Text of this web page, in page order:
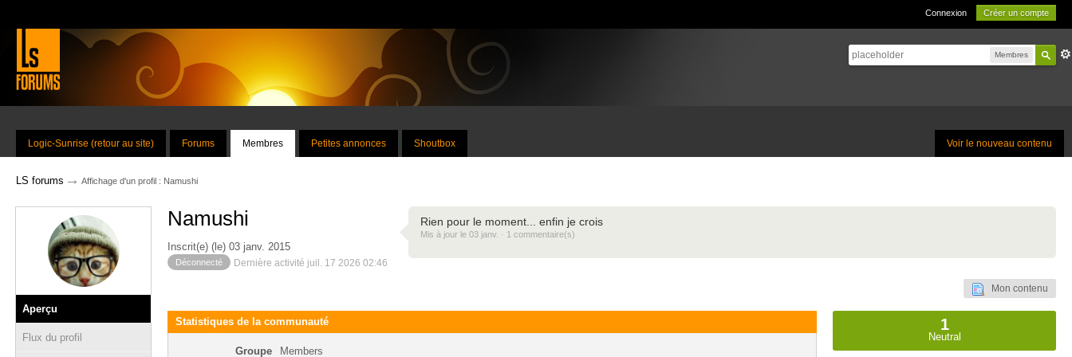
Connexion Créer un compte
Membres
Voir le nouveau contenu
Logic-Sunrise (retour au site) Forums Membres Petites annonces Shoutbox
LS forums → Affichage d'un profil : Namushi
Aperçu
Flux du profil
Namushi
Inscrit(e) (le) 03 janv. 2015
Déconnecté Dernière activité juil. 17 2026 02:46
Rien pour le moment... enfin je crois
Mis à jour le 03 janv. · 1 commentaire(s)
Mon contenu
Statistiques de la communauté
Groupe Members
1
Neutral